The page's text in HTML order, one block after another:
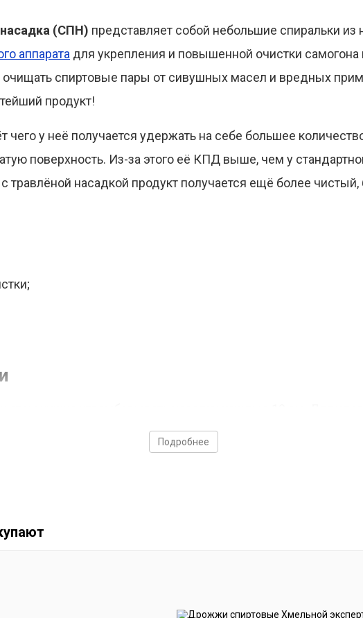
(СПН) представляет собой небольшие спиральки
аппарата для укрепления и повышенной очистки самогона
спиртовые пары от сивушных масел и вредных
продукт!
чего у неё получается удержать на себе большее
поверхность. Из-за этого её КПД выше, чем у
травлёной насадкой продукт получается ещё более чистый,
насадка Панченкова
Подробнее